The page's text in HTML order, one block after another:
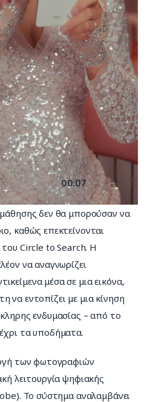
00:07
δεν θα μπορούσαν να
καθώς επεκτείνονται
Circle to Search. Η
να αναγνωρίζει
μέσα σε μια εικόνα,
να εντοπίζει με μια κίνηση
ενδυμασίας – από το
τα υποδήματα.
των φωτογραφιών
λειτουργία ψηφιακής
Το σύστημα αναλαμβάνει